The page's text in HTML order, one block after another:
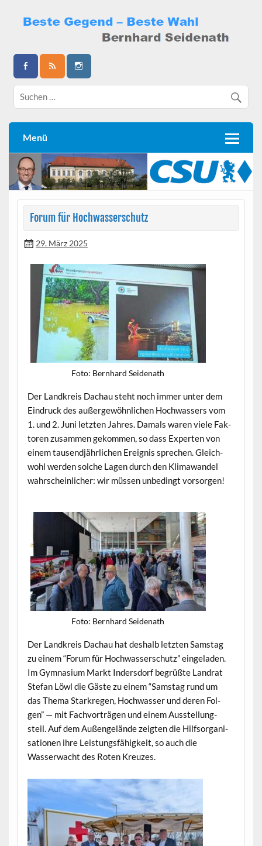
content
Bernhard Seidenath
Menü
Forum für Hochwasserschutz
29. März 2025
Foto: Bern­hard Seidenath
Der Land­kreis Dachau ste­ht noch immer unter dem
Ein­druck des außergewöhn­lichen Hochwassers vom
1. und 2. Juni let­zten Jahres. Damals waren viele Fak­
toren zusam­men gekom­men, so dass Experten von
einem tausend­jährlichen Ereig­nis sprechen. Gle­ich­
wohl wer­den solche Lagen durch den Kli­mawan­del
wahrschein­lich­er: wir müssen unbe­d­ingt vorsorgen!
Foto: Bern­hard Seidenath
Der Land­kreis Dachau hat deshalb let­zten Sam­stag
zu einem “Forum für Hochwasser­schutz” ein­ge­laden.
Im Gym­na­si­um Markt Inder­s­dorf begrüßte Lan­drat
Ste­fan Löwl die Gäste zu einem “Sam­stag rund um
das The­ma Starkre­gen, Hochwass­er und deren Fol­
gen” — mit Fachvorträ­gen und einem Ausstel­lung­
steil. Auf dem Außen­gelände zeigten die Hil­f­sor­gan­i­
sa­tio­nen ihre Leis­tungs­fähigkeit, so auch die
Wasserwacht des Roten Kreuzes.